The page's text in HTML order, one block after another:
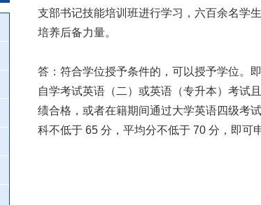
支部书记技能培训班进行学习，六百余名学
培养后备力量。
答：符合学位授予条件的，可以授予学位。
自学考试英语（二）或英语（专升本）考试
绩合格，或者在籍期间通过大学英语四级考
科不低于 65 分，平均分不低于 70 分，即可